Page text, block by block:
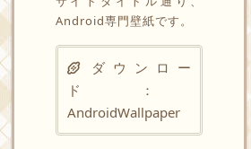
Android専門壁紙です。
ダウンロー
ド ：
AndroidWallpaper